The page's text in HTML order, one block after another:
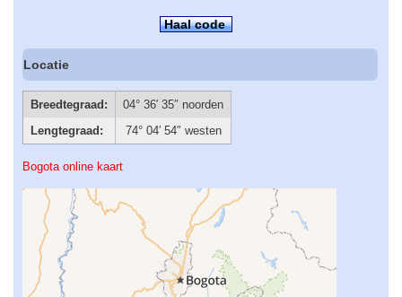
Haal code
Locatie
Breedtegraad:
04° 36′ 35″ noorden
Lengtegraad:
74° 04′ 54″ westen
Bogota online kaart